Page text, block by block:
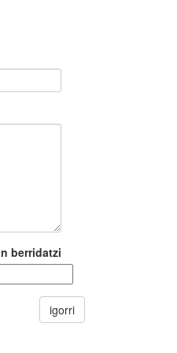
berridatzi
igorri